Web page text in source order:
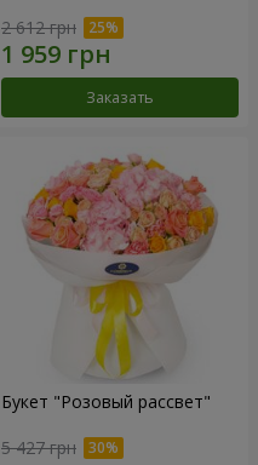
2 612 грн
Заказать
Букет "Розовый рассвет"
5 427 грн